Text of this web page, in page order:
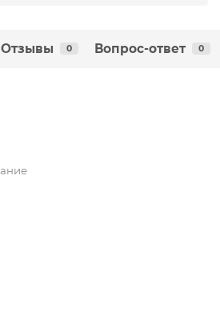
Отзывы 0 Вопрос-ответ 0